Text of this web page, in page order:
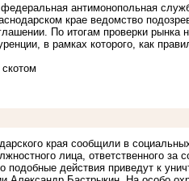
федеральная антимонопольная
крае ведомство
По итогам проверки
в рамках которого, как
края сообщили в
лица, ответственного за
подобные действия приведут к